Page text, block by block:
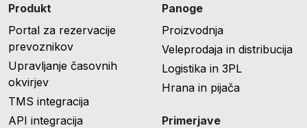
Produkt
Portal za rezervacije
prevoznikov
Upravljanje časovnih
okvirjev
TMS integracija
API integracija
Panoge
Proizvodnja
Veleprodaja in distribucija
Logistika in 3PL
Hrana in pijača
Primerjave